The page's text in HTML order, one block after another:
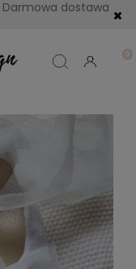
Darmowa dostawa